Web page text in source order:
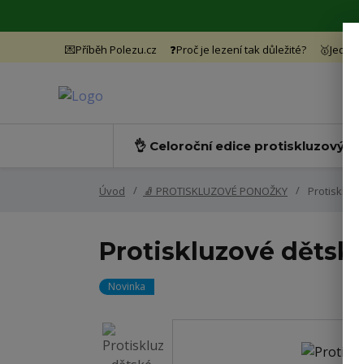
💌Příběh Polezu.cz ❓Proč je lezení tak důležité?
👌 Celoroční edice protiskluzových
Úvod 🧦 PROTISKLUZOVÉ PONOŽKY
Protiskluzové
Novinka